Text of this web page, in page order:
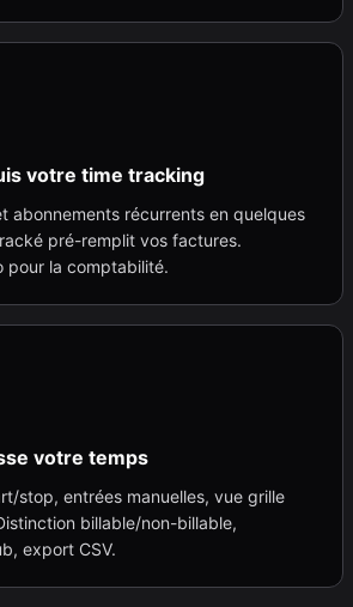
votre time tracking
abonnements récurrents en quelques
pré-remplit vos factures.
pour la comptabilité.
votre temps
stop, entrées manuelles, vue grille
billable/non-billable,
export CSV.